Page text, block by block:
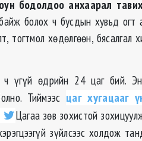
бодолдоо анхаарал
болох ч бусдын хувьд огт
тогтмол хөдөлгөөн, бясалгал
үгүй өдрийн 24 цаг бий.
Тиймээс цаг хугацааг
Цагаа зөв зохистой
зүйлсээс холдож